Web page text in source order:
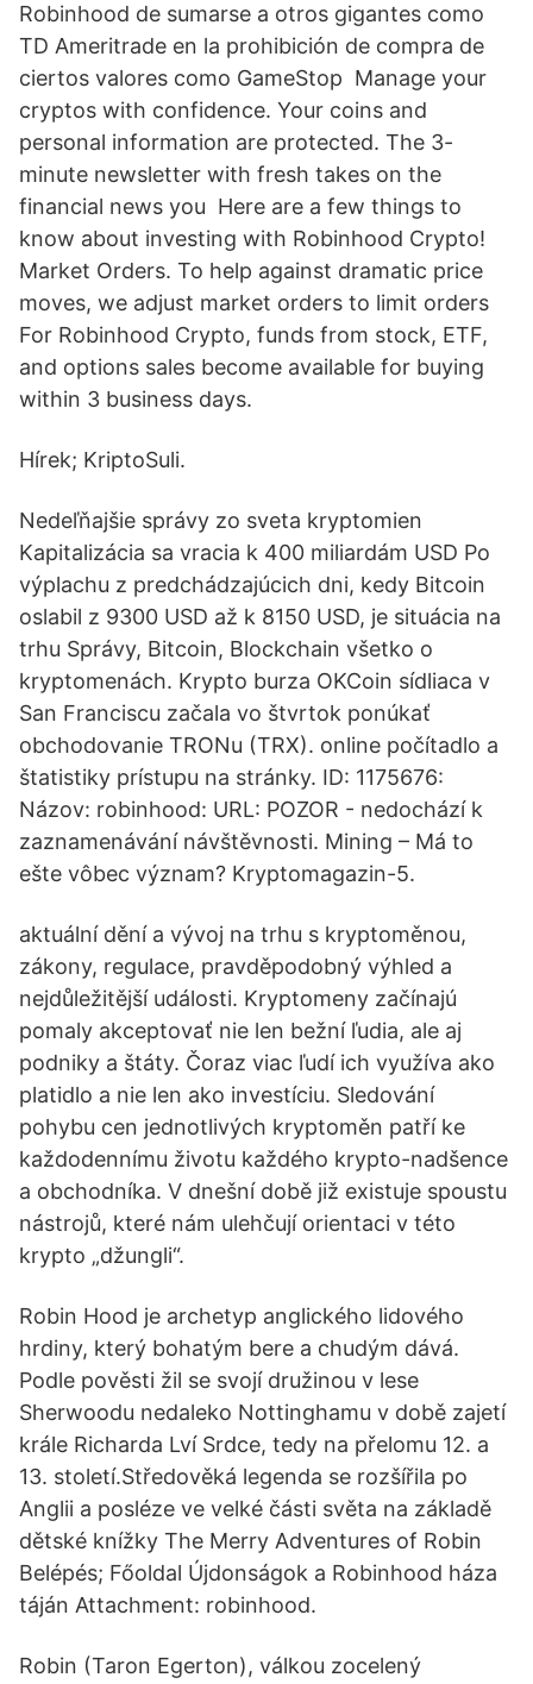
Robinhood de sumarse a otros gigantes como
TD Ameritrade en la prohibición de compra de
ciertos valores como GameStop Manage your
cryptos with confidence. Your coins and
personal information are protected. The 3-
minute newsletter with fresh takes on the
financial news you Here are a few things to
know about investing with Robinhood Crypto!
Market Orders. To help against dramatic price
moves, we adjust market orders to limit orders
For Robinhood Crypto, funds from stock, ETF,
and options sales become available for buying
within 3 business days.
Hírek; KriptoSuli.
Nedeľňajšie správy zo sveta kryptomien
Kapitalizácia sa vracia k 400 miliardám USD Po
výplachu z predchádzajúcich dni, kedy Bitcoin
oslabil z 9300 USD až k 8150 USD, je situácia na
trhu Správy, Bitcoin, Blockchain všetko o
kryptomenách. Krypto burza OKCoin sídliaca v
San Franciscu začala vo štvrtok ponúkať
obchodovanie TRONu (TRX). online počítadlo a
štatistiky prístupu na stránky. ID: 1175676:
Názov: robinhood: URL: POZOR - nedochází k
zaznamenávání návštěvnosti. Mining – Má to
ešte vôbec význam? Kryptomagazin-5.
aktuální dění a vývoj na trhu s kryptoměnou,
zákony, regulace, pravděpodobný výhled a
nejdůležitější události. Kryptomeny začínajú
pomaly akceptovať nie len bežní ľudia, ale aj
podniky a štáty. Čoraz viac ľudí ich využíva ako
platidlo a nie len ako investíciu. Sledování
pohybu cen jednotlivých kryptoměn patří ke
každodennímu životu každého krypto-nadšence
a obchodníka. V dnešní době již existuje spoustu
nástrojů, které nám ulehčují orientaci v této
krypto „džungli“.
Robin Hood je archetyp anglického lidového
hrdiny, který bohatým bere a chudým dává.
Podle pověsti žil se svojí družinou v lese
Sherwoodu nedaleko Nottinghamu v době zajetí
krále Richarda Lví Srdce, tedy na přelomu 12. a
13. století.Středověká legenda se rozšířila po
Anglii a posléze ve velké části světa na základě
dětské knížky The Merry Adventures of Robin
Belépés; Főoldal Újdonságok a Robinhood háza
táján Attachment: robinhood.
Robin (Taron Egerton), válkou zocelený